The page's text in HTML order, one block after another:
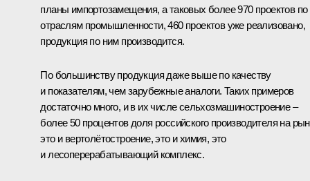
планы импортозамещения, а таковых более 970 проектов по
отраслям промышленности, 460 проектов уже реализовано,
продукция по ним производится.
По большинству продукция даже выше по качеству
и показателям, чем зарубежные аналоги. Таких примеров
достаточно много, и в их числе сельхозмашиностроение –
более 50 процентов доля российского производителя на
это и вертолётостроение, это и химия, это
и лесоперерабатывающий комплекс.